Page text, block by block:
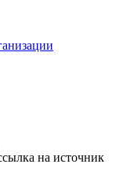
на источник